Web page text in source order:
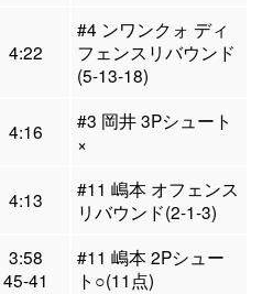
4:22
#4 ンワンクォ ディ
フェンスリバウンド
(5-13-18)
4:16
#3 岡井 3Pシュート
×
4:13
#11 嶋本 オフェンス
リバウンド(2-1-3)
3:58
45-41
#11 嶋本 2Pシュー
ト○(11点)